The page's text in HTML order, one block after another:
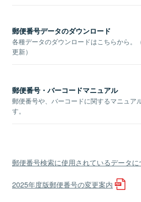
郵便番号データのダウンロード
各種データのダウンロードはこちらから。
更新）
郵便番号・バーコードマニュアル
郵便番号や、バーコードに関するマニュア
す。
郵便番号検索に使用されているデータに
2025年度版郵便番号の変更案内